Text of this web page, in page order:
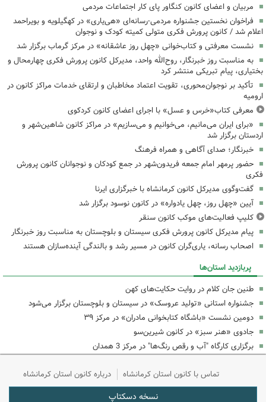
مربیان و اعضای کانون کنگاور پای کار اجتماعات مردمی
فراخوان نخستین جشنواره مردمی-رسانه‌ای «هی‌یاری» در کهگیلویه و بویراحمد
اعلام شد / کانون پرورش فکری متولی کمیته کودک و نوجوان
نشست معرفتی و کتاب‌خوانی «چهل روز عاشقانه» در مرکز گرماب برگزار شد
به مناسبت روز خبرنگار، روح‌الله واحد، مدیرکل کانون پرورش فکری چهارمحال و
بختیاری، پیام تبریکی منتشر کرد
تأکید بر نوجوان‌محوری، تقویت اعتماد مخاطبان و ارتقای خدمات مراکز کانون در
ارومیه
معرفی کتاب«خرس و عسل» با اجرای اعضای کانون کردکوی
«برای ایران می‌مانیم، می‌خوانیم و می‌سازیم» در مراکز کانون شاهین‌شهر و
اردستان برگزار شد
خبرنگار؛ صدای آگاهی و همراه فرهنگ
حضور پرمهر امام جمعه فریدون‌شهر در جمع کودکان و نوجوانان کانون پرورش
فکری
گفت‌وگوی مدیرکل کانون کرمانشاه با خبرگزاری ایرنا
آیین «چهل روز، چهل یادواره» در کانون نوسود برگزار شد
کلیپ فعالیت‌های موکب کانون سنقر
پیام مدیرکل کانون پرورش فکری سیستان و بلوچستان به مناسبت روز خبرنگار
اصحاب رسانه، یاری‌گران کانون در مسیر رشد و بالندگی آینده‌سازان هستند
پربازدید استان‌ها
طنین جان کلام در روایت حکایت‌های کهن
جشنواره استانی «تولید عروسک» در سیستان و بلوچستان برگزار می‌شود
دومین نشست «باشگاه کتابخوانی مادران» در مرکز ۳۹
جادوی «هنر سبز» در کانون شیرین‌سو
برگزاری کارگاه "آب و رقص رنگ‌ها" در مرکز 3 همدان
تماس با کانون استان کرمانشاه درباره کانون استان کرمانشاه
نسخه دسکتاپ